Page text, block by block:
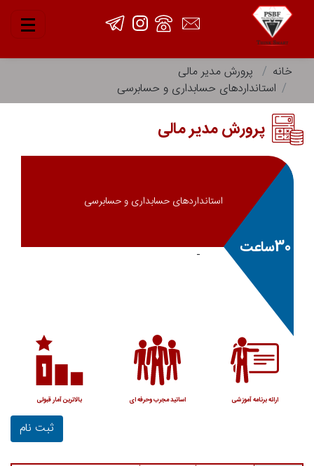
خانه
پرورش مدیر مالی
استانداردهای حسابداری و حسابرسی
پرورش مدیر مالی
استانداردهای حسابداری و حسابرسی
30ساعت -
ارائه برنامه آموزشی اساتید مجرب وحرفه ای بالاترین آمار قبولی
ثبت نام